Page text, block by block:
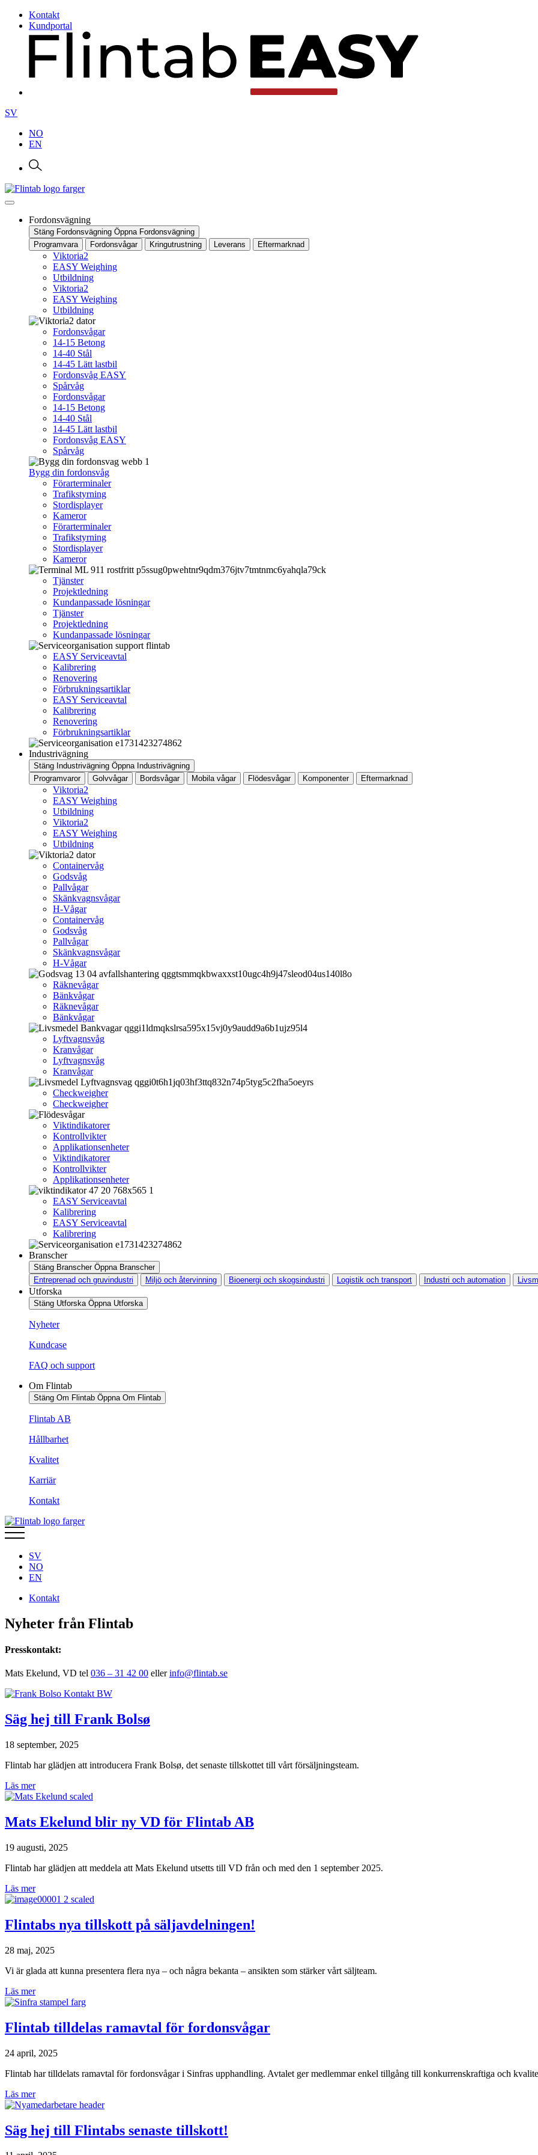
Kontakt
Kundportal
SV
NO
EN
Fordonsvägning
Stäng Fordonsvägning Öppna Fordonsvägning
Programvara
Fordonsvågar Kringutrustning Leverans Eftermarknad
Viktoria2
EASY Weighing
Utbildning
Viktoria2
EASY Weighing
Utbildning
Fordonsvågar
14-15 Betong
14-40 Stål
14-45 Lätt lastbil
Fordonsvåg EASY
Spårvåg
Fordonsvågar
14-15 Betong
14-40 Stål
14-45 Lätt lastbil
Fordonsvåg EASY
Spårvåg
Bygg din fordonsvåg
Förarterminaler
Trafikstyrning
Stordisplayer
Kameror
Förarterminaler
Trafikstyrning
Stordisplayer
Kameror
Tjänster
Projektledning
Kundanpassade lösningar
Tjänster
Projektledning
Kundanpassade lösningar
EASY Serviceavtal
Kalibrering
Renovering
Förbrukningsartiklar
EASY Serviceavtal
Kalibrering
Renovering
Förbrukningsartiklar
Industrivägning
Stäng Industrivägning Öppna Industrivägning
Programvaror
Golvvågar Bordsvågar Mobila vågar Flödesvågar Komponenter Eftermarknad
Viktoria2
EASY Weighing
Utbildning
Viktoria2
EASY Weighing
Utbildning
Containervåg
Godsvåg
Pallvågar
Skänkvagnsvågar
H-Vågar
Containervåg
Godsvåg
Pallvågar
Skänkvagnsvågar
H-Vågar
Räknevågar
Bänkvågar
Räknevågar
Bänkvågar
Lyftvagnsvåg
Kranvågar
Lyftvagnsvåg
Kranvågar
Checkweigher
Checkweigher
Viktindikatorer
Kontrollvikter
Applikationsenheter
Viktindikatorer
Kontrollvikter
Applikationsenheter
EASY Serviceavtal
Kalibrering
EASY Serviceavtal
Kalibrering
Branscher
Stäng Branscher Öppna Branscher
Entreprenad och gruvindustri
Miljö och återvinning Bioenergi och skogsindustri Logistik och transport Industri och automation
Utforska
Stäng Utforska Öppna Utforska
Nyheter
Kundcase
FAQ och support
Om Flintab
Stäng Om Flintab Öppna Om Flintab
Flintab AB
Hållbarhet
Kvalitet
Karriär
Kontakt
SV
NO
EN
Kontakt
Nyheter från Flintab
Presskontakt:
Mats Ekelund, VD tel 036 – 31 42 00 ellerinfo@flintab.se
Säg hej till Frank Bolsø
18 september, 2025
Flintab har glädjen att introducera Frank Bolsø, det senaste tillskottet till vårt försäljningsteam.
Läs mer
Mats Ekelund blir ny VD för Flintab AB
19 augusti, 2025
Flintab har glädjen att meddela att Mats Ekelund utsetts till VD från och med den 1 september 2025.
Läs mer
Flintabs nya tillskott på säljavdelningen!
28 maj, 2025
Vi är glada att kunna presentera flera nya – och några bekanta – ansikten som stärker vårt säljteam.
Läs mer
Flintab tilldelas ramavtal för fordonsvågar
24 april, 2025
Flintab har tilldelats ramavtal för fordonsvågar i Sinfras upphandling. Avtalet ger medlemmar enkel tillgång till konkurrenskraftiga och
Läs mer
Säg hej till Flintabs senaste tillskott!